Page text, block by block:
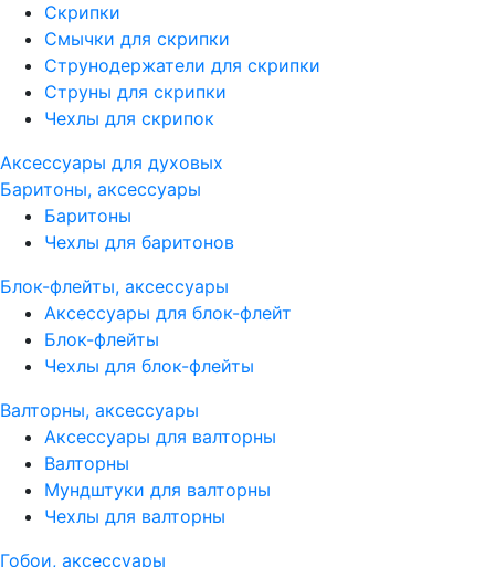
Скрипки
Смычки для скрипки
Струнодержатели для скрипки
Струны для скрипки
Чехлы для скрипок
Аксессуары для духовых
Баритоны, аксессуары
Баритоны
Чехлы для баритонов
Блок-флейты, аксессуары
Аксессуары для блок-флейт
Блок-флейты
Чехлы для блок-флейты
Валторны, аксессуары
Аксессуары для валторны
Валторны
Мундштуки для валторны
Чехлы для валторны
Гобои, аксессуары